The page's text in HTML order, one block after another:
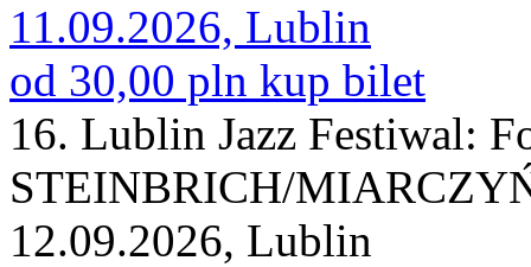
11.09.2026, Lublin
od 30,00 pln kup bilet
16. Lublin Jazz Festiwal:
STEINBRICH/
12.09.2026, Lublin